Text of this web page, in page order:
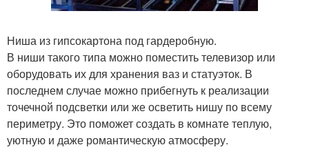
Ниша из гипсокартона под гардеробную.
В ниши такого типа можно поместить телевизор или
оборудовать их для хранения ваз и статуэток. В
последнем случае можно прибегнуть к реализации
точечной подсветки или же осветить нишу по всему
периметру. Это поможет создать в комнате теплую,
уютную и даже романтическую атмосферу.